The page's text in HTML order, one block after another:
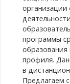
организации
программы
образования
профиля.
в
Предлагаем